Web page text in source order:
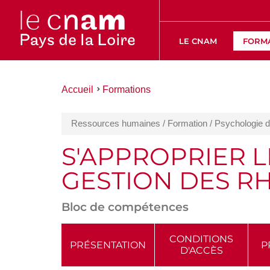
LE CNAM
Vous
Accueil Formations
Ressources humaines / Formation / Psychologie
S'APPROPRIER
GESTION DES RH
Bloc de compétences
ACCÉDER
PRÉSENTATION
CONDITIONS
D'ACCÈS